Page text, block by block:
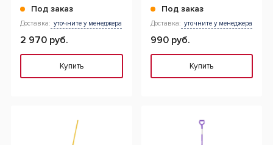
Под заказ
Доставка: уточните у менеджера
2 970 руб.
Купить
Под заказ
Доставка: уточните у менеджера
990 руб.
Купить